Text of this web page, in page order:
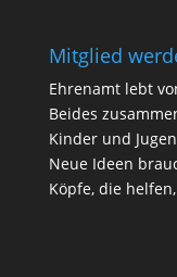
Mitglied
Ehrenamt lebt
Beides
Kinder und
Neue Ideen
Köpfe, die